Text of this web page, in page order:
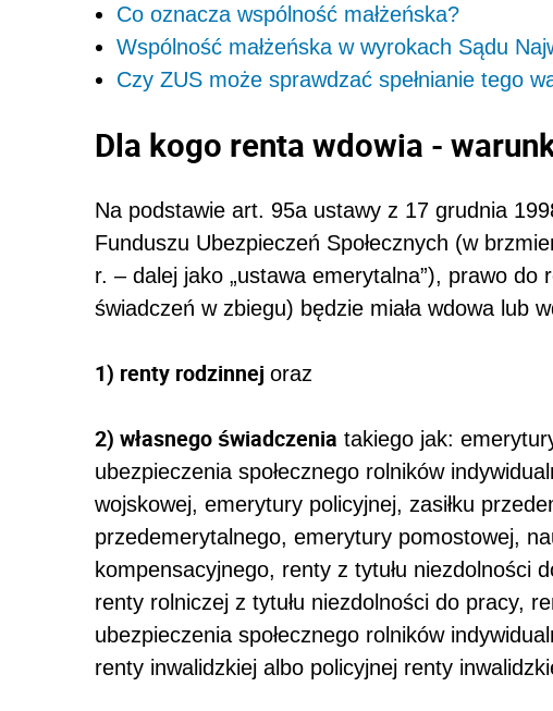
Co oznacza wspólność małżeńska?
Wspólność małżeńska w wyrokach Sądu
Czy ZUS może sprawdzać spełnianie tego
Dla kogo renta wdowia -
Na podstawie art. 95a ustawy z 17 grudnia
Funduszu Ubezpieczeń Społecznych (w
r. – dalej jako „ustawa emerytalna”), prawo do
świadczeń w zbiegu) będzie miała wdowa lub
1) renty rodzinnej oraz
2) własnego świadczenia takiego jak:
ubezpieczenia społecznego rolników
wojskowej, emerytury policyjnej, zasiłku
przedemerytalnego, emerytury pomostowej,
kompensacyjnego, renty z tytułu niezdolności
renty rolniczej z tytułu niezdolności do pracy,
ubezpieczenia społecznego rolników
renty inwalidzkiej albo policyjnej renty